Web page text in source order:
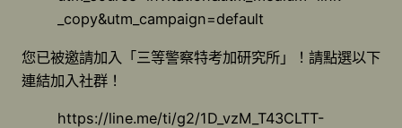
_copy&utm_campaign=default
您已被邀請加入「三等警察特考加研究所」！請點選以下
連結加入社群！
https://line.me/ti/g2/1D_vzM_T43CLTT-